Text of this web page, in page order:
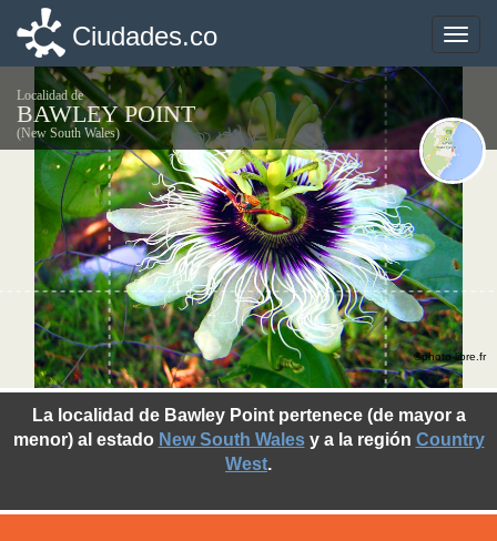
Toggle
Ciudades.co
Localidad de
BAWLEY POINT
(New South Wales)
La localidad de Bawley Point pertenece (de mayor a
menor) al estado New South Walesy a la región Country
West.
©photo-libre.fr
Toggle
Ciudades.co